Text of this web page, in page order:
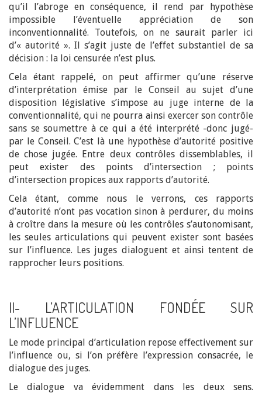
qu’il l’abroge en conséquence, il rend par hypothèse
impossible l’éventuelle appréciation de son
inconventionnalité. Toutefois, on ne saurait parler ici
d’« autorité ». Il s’agit juste de l’effet substantiel de sa
décision : la loi censurée n’est plus.
Cela étant rappelé, on peut affirmer qu’une réserve
d’interprétation émise par le Conseil au sujet d’une
disposition législative s’impose au juge interne de la
conventionnalité, qui ne pourra ainsi exercer son contrôle
sans se soumettre à ce qui a été interprété -donc jugé-
par le Conseil. C’est là une hypothèse d’autorité positive
de chose jugée. Entre deux contrôles dissemblables, il
peut exister des points d’intersection ; points
d’intersection propices aux rapports d’autorité.
Cela étant, comme nous le verrons, ces rapports
d’autorité n’ont pas vocation sinon à perdurer, du moins
à croître dans la mesure où les contrôles s’autonomisant,
les seules articulations qui peuvent exister sont basées
sur l’influence. Les juges dialoguent et ainsi tentent de
rapprocher leurs positions.
II- L’ARTICULATION FONDÉE SUR
L’INFLUENCE
Le mode principal d’articulation repose effectivement sur
l’influence ou, si l’on préfère l’expression consacrée, le
dialogue des juges.
Le dialogue va évidemment dans les deux sens.